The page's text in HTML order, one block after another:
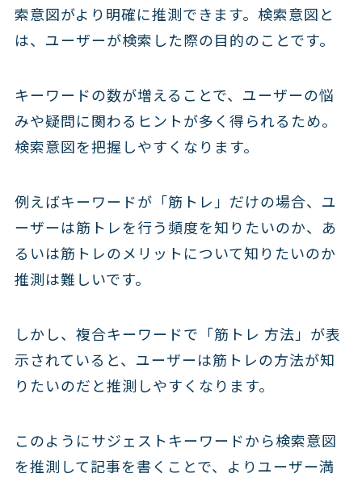
索意図がより明確に推測できます。検索意図と
は、ユーザーが検索した際の目的のことです。
キーワードの数が増えることで、ユーザーの悩
みや疑問に関わるヒントが多く得られるため。
検索意図を把握しやすくなります。
例えばキーワードが「筋トレ」だけの場合、ユ
ーザーは筋トレを行う頻度を知りたいのか、あ
るいは筋トレのメリットについて知りたいのか
推測は難しいです。
しかし、複合キーワードで「筋トレ 方法」が表
示されていると、ユーザーは筋トレの方法が知
りたいのだと推測しやすくなります。
このようにサジェストキーワードから検索意図
を推測して記事を書くことで、よりユーザー満